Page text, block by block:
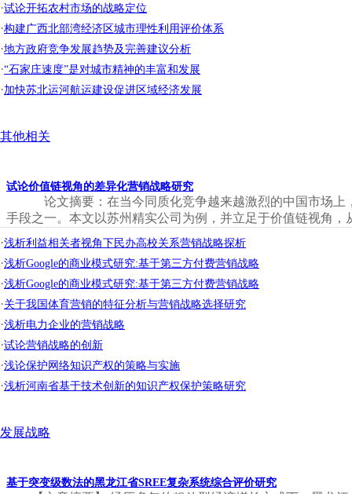
·试论开拓农村市场的战略定位
·构建广西北部湾经济区城市理性利用评价体系
·地方政府竞争发展趋势及完善建议分析
·“石家庄速度”是对城市精神的丰富和发展
·加快苏北运河航运建设促进区域经济发展
其他相关
试论价值链视角的差异化营销战略研究
论文摘要：在当今同质化竞争越来越激烈的中国市场上
手段之一。本文以苏州精实公司为例，并立足于价值链视角，
·浅析利益相关者视角下民办高校关系营销战略探析
·浅析Google的商业模式研究:基于第三方付费营销战略
·浅析Google的商业模式研究:基于第三方付费营销战略
·关于我国体育营销的特征分析与营销战略选择研究
·浅析电力企业的营销战略
·试论营销战略的创新
·浅论保护网络知识产权的策略与实施
·浅析河南省基于技术创新的知识产权保护策略研究
发展战略
基于突变级数法的黑龙江省SREE复杂系统综合评价研究